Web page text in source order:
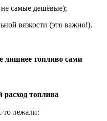
самые дешёвые);
вязкости (это важно!).
лишнее топливо сами
топлива
то лежали: